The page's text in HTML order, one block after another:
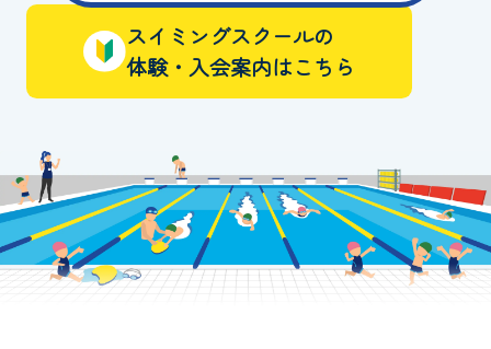
スイミングスクールの
体験・入会案内はこちら